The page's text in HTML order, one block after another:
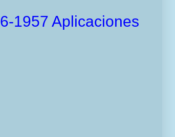
1957 Aplicaciones